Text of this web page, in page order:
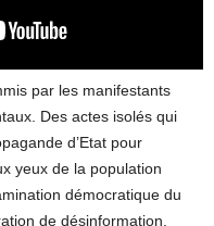
par les manifestants
Des actes isolés qui
d’Etat pour
yeux de la population
démocratique du
de désinformation.